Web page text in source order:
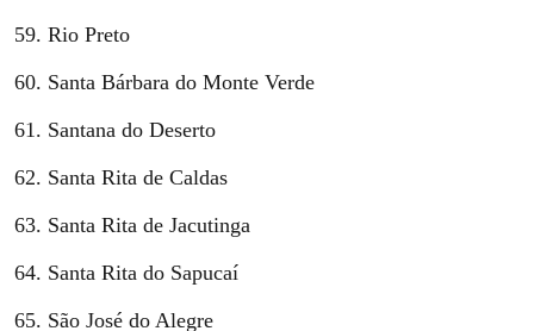
Rio Preto
Santa Bárbara do Monte Verde
Santana do Deserto
Santa Rita de Caldas
Santa Rita de Jacutinga
Santa Rita do Sapucaí
São José do Alegre